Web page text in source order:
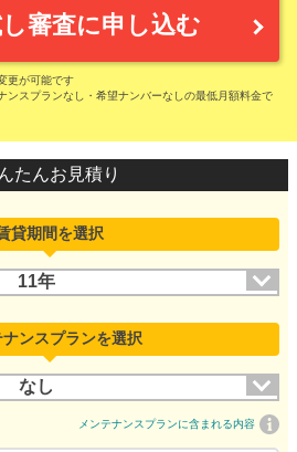
審査に申し込む
更が可能です
スプランなし・希望ナンバーなしの最低月額料金で
たんお見積り
貸期間を選択
11年
ナンスプランを選択
なし
メンテナンスプランに含まれる内容